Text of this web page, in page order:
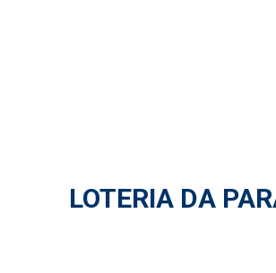
LOTERIA DA